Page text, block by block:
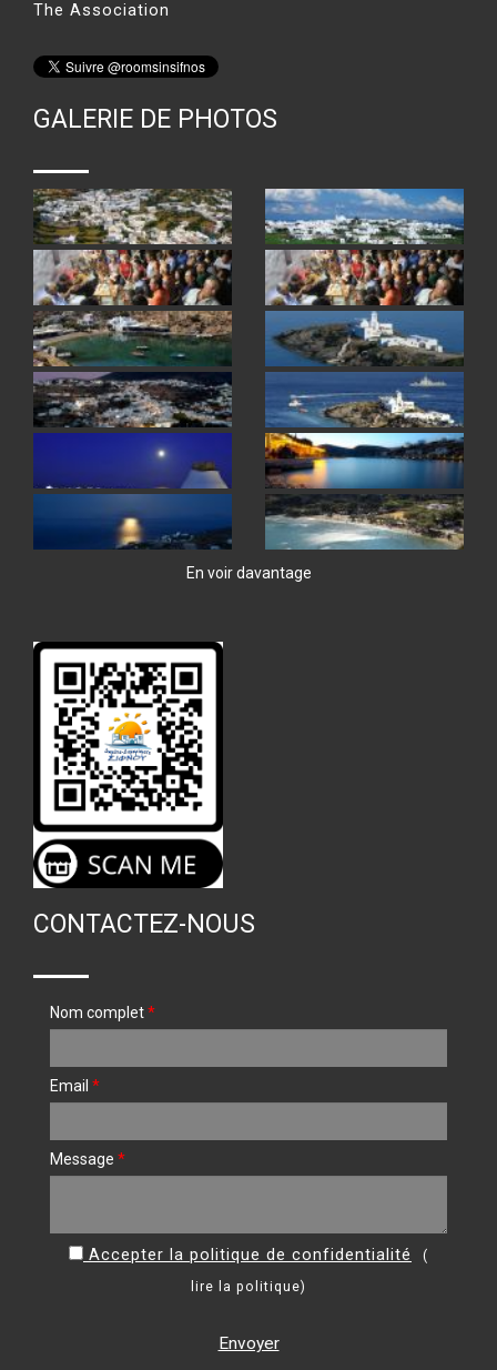
The Association
GALERIE DE PHOTOS
En voir davantage
CONTACTEZ-NOUS
Nom complet*
Email *
Message *
Accepter la politique de confidentialité
(
lire la politique)
Envoyer